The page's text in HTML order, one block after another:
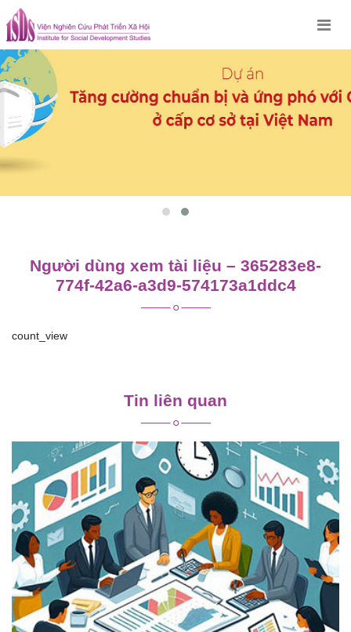
Skip
to
content
Người dùng xem tài liệu – 365283e8-
774f-42a6-a3d9-574173a1ddc4
count_view
viết
Tin liên quan